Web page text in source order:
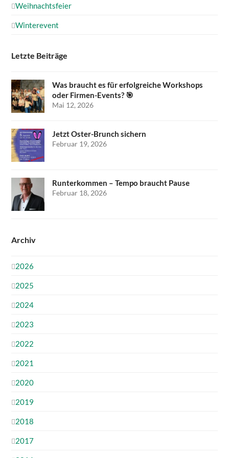
Weihnachtsfeier
Winterevent
Letzte Beiträge
Was braucht es für erfolgreiche Workshops
oder Firmen-Events? 🎯
Mai 12, 2026
Jetzt Oster-Brunch sichern
Februar 19, 2026
Runterkommen – Tempo braucht Pause
Februar 18, 2026
Archiv
2026
2025
2024
2023
2022
2021
2020
2019
2018
2017